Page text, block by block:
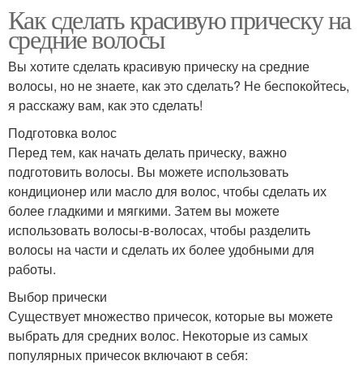
Как сделать красивую прическу на
средние волосы
Вы хотите сделать красивую прическу на средние
волосы, но не знаете, как это сделать? Не беспокойтесь,
я расскажу вам, как это сделать!
Подготовка волос
Перед тем, как начать делать прическу, важно
подготовить волосы. Вы можете использовать
кондиционер или масло для волос, чтобы сделать их
более гладкими и мягкими. Затем вы можете
использовать волосы-в-волосах, чтобы разделить
волосы на части и сделать их более удобными для
работы.
Выбор прически
Существует множество причесок, которые вы можете
выбрать для средних волос. Некоторые из самых
популярных причесок включают в себя: